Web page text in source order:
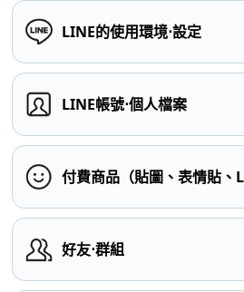
LINE的使用環境⋅設定
LINE帳號⋅個人檔案
付費商品（貼圖、表情貼、
好友⋅群組